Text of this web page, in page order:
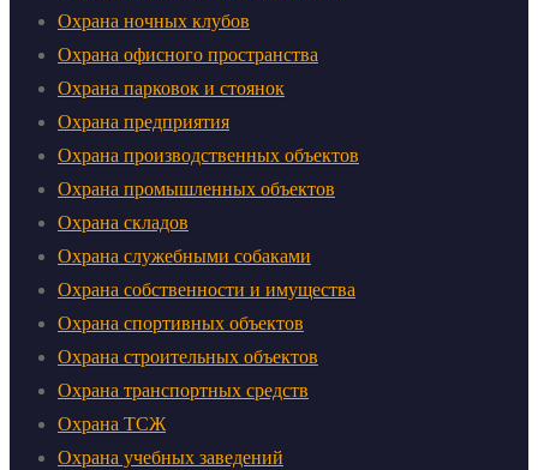
Охрана ночных клубов
Охрана офисного пространства
Охрана парковок и стоянок
Охрана предприятия
Охрана производственных объектов
Охрана промышленных объектов
Охрана складов
Охрана служебными собаками
Охрана собственности и имущества
Охрана спортивных объектов
Охрана строительных объектов
Охрана транспортных средств
Охрана ТСЖ
Охрана учебных заведений